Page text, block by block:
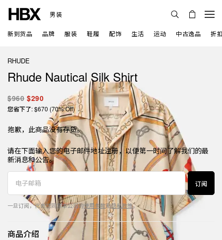
男装
新到货品 品牌 服装 鞋履 配饰 生活 运动 中古逸品 折
RHUDE
Rhude Nautical Silk Shirt
$960 $290
您省下了: $670 (70% Off)
抱歉，此商品没有存货。
请在下面输入您的电子邮件地址注册，以便第一时间了解我们的最
新消息和公告。
订阅
一旦订阅，代表您同意本公司的使用条款和隐私政策。
商品介绍